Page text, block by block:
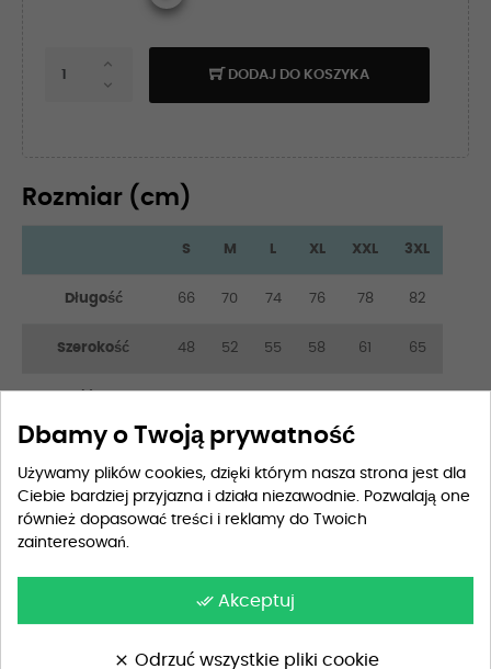
DODAJ DO KOSZYKA
Rozmiar (cm)
S M L XL XXL 3XL
Długość 66 70 74 76 78 82
Szerokość 48 52 55 58 61 65
Szczegóły produktu
100% bawełna
Dbamy o Twoją prywatność
Używamy plików cookies, dzięki którym nasza strona jest dla
Ciebie bardziej przyjazna i działa niezawodnie. Pozwalają one
również dopasować treści i reklamy do Twoich
zainteresowań.
done_all Akceptuj
clear Odrzuć wszystkie pliki cookie